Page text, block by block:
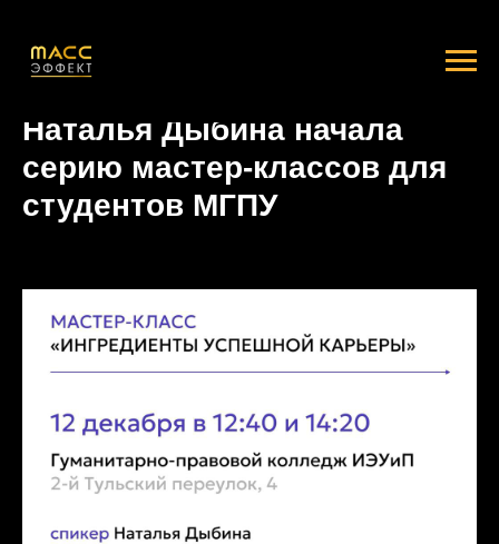
Наталья Дыбина начала
серию мастер-классов для
студентов МГПУ